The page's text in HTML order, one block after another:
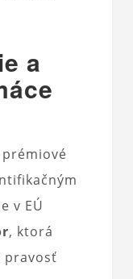
a
v EÚ
, ktorá
pravosť